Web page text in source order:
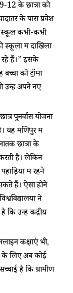
12 के छात्रों को
के पास प्रवेश
स्कूल कभी-कभी
स्कूलों में दाखिला
हैं।” इसके
को ट्रॉमा
उन्हें अपने नए
पुनर्वास योजना
यह मणिपुर में
छात्रों के
है। लेकिन
में रहने
हैं। ऐसा होने
ने
कि उन्हें केंद्रीय
कक्षाएं भी,
के लिए अब कोई
है कि ग्रामीण